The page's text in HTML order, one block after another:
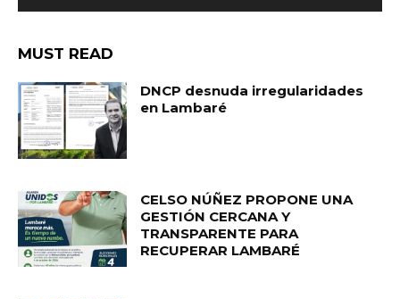
MUST READ
DNCP desnuda irregularidades
en Lambaré
CELSO NÚÑEZ PROPONE UNA
GESTIÓN CERCANA Y
TRANSPARENTE PARA
RECUPERAR LAMBARÉ